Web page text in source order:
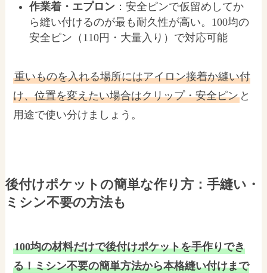
作業着・エプロン ：安全ピンで仮留めしてか
ら縫い付けるのが最も耐久性が高い。100均の
安全ピン（110円・大量入り）で対応可能
重いものを入れる場所にはアイロン接着か縫い付
け、位置を変えたい場合はクリップ・安全ピン と
用途で使い分けましょう。
後付けポケットの簡単な作り方：手縫い・
ミシン不要の方法も
100均の材料だけで後付けポケットを手作りでき
る！ミシン不要の簡単方法から本格縫い付けまで